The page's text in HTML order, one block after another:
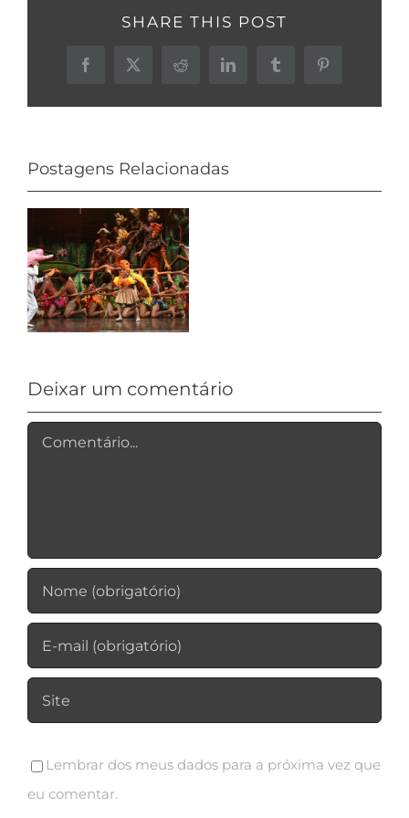
SHARE THIS POST
Facebook
X Reddit LinkedInTumblr Pinterest
Postagens Relacionadas
Deixar um comentário
Comentário
Lembrar dos meus dados para a próxima vez que
eu comentar.